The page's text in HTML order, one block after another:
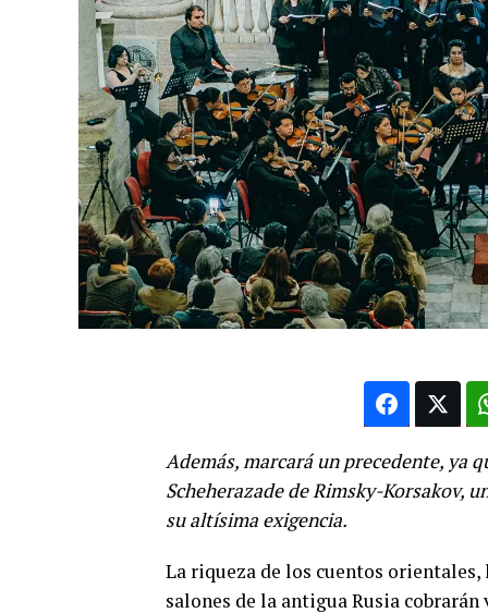
Además, marcará un precedente, ya
Scheherazade de Rimsky-Korsakov,
su altísima exigencia.
La riqueza de los cuentos
salones de la antigua Rusia